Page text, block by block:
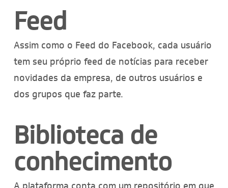
Feed
Assim como o Feed do Facebook, cada usuário
tem seu próprio feed de notícias para receber
novidades da empresa, de outros usuários e
dos grupos que faz parte.
Biblioteca de
conhecimento